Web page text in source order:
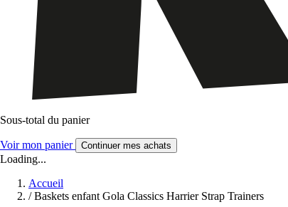
Sous-total du panier
Voir mon panier Continuer mes achats
Loading...
Accueil
/ Baskets enfant Gola Classics Harrier Strap Trainers